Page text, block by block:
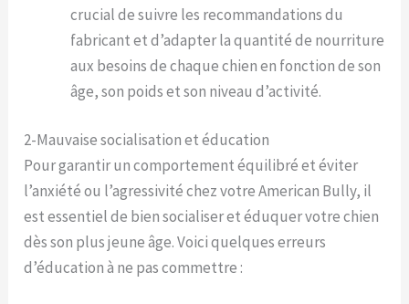
crucial de suivre les recommandations du
fabricant et d’adapter la quantité de nourriture
aux besoins de chaque chien en fonction de son
âge, son poids et son niveau d’activité.
2-Mauvaise socialisation et éducation
Pour garantir un comportement équilibré et éviter
l’anxiété ou l’agressivité chez votre American Bully, il
est essentiel de bien socialiser et éduquer votre chien
dès son plus jeune âge. Voici quelques erreurs
d’éducation à ne pas commettre :